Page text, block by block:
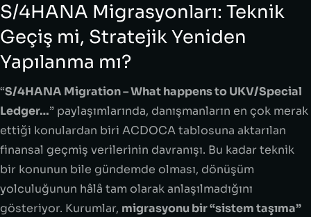
S/4HANA Migrasyonları: Teknik
Geçiş mi, Stratejik Yeniden
Yapılanma mı?
“S/4HANA Migration – What happens to UKV/Special
Ledger…” paylaşımlarında, danışmanların en çok merak
ettiği konulardan biri ACDOCA tablosuna aktarılan
finansal geçmiş verilerinin davranışı. Bu kadar teknik
bir konunun bile gündemde olması, dönüşüm
yolculuğunun hâlâ tam olarak anlaşılmadığını
gösteriyor. Kurumlar, migrasyonu bir “sistem taşıma”